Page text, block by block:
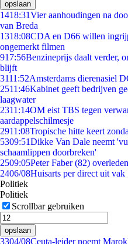
opslaan
1418:31Vier aanhoudingen na
van Breda
1318:08CDA en D66 willen
ongemerkt filmen
917:56Benzineprijs daalt verder,
blijft
3111:52Amsterdams dierenasiel
2511:46Kabinet geeft bedrijven
laagwater
2311:14OM eist TBS tegen
aardappelschilmesje
2911:08Tropische hitte keert
5309:51Dikke Van Dale neemt
schaamlippen doorbreken'
2509:05Peter Faber (82) overleden
2406/08Huisarts per direct uit
Politiek
Politiek
Scrollbar gebruiken
opslaan
3304/08Ceuta-leider noemt